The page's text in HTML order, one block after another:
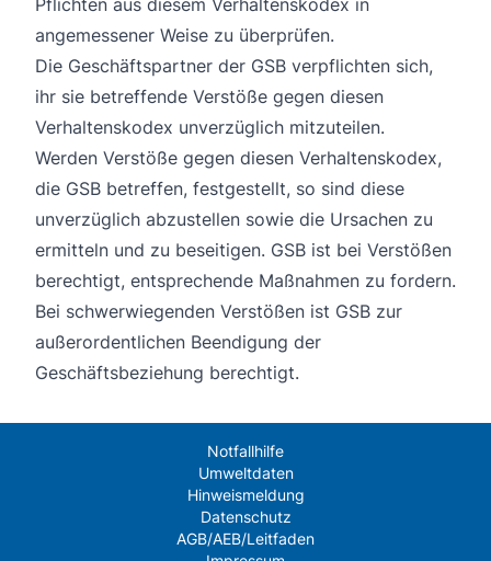
Pflichten aus diesem Verhaltenskodex in
angemessener Weise zu überprüfen.
Die Geschäftspartner der GSB verpflichten sich,
ihr sie betreffende Verstöße gegen diesen
Verhaltenskodex unverzüglich mitzuteilen.
Werden Verstöße gegen diesen Verhaltenskodex,
die GSB betreffen, festgestellt, so sind diese
unverzüglich abzustellen sowie die Ursachen zu
ermitteln und zu beseitigen. GSB ist bei Verstößen
berechtigt, entsprechende Maßnahmen zu fordern.
Bei schwerwiegenden Verstößen ist GSB zur
außerordentlichen Beendigung der
Geschäftsbeziehung berechtigt.
Notfallhilfe
Umweltdaten
Hinweismeldung
Datenschutz
AGB/AEB/Leitfaden